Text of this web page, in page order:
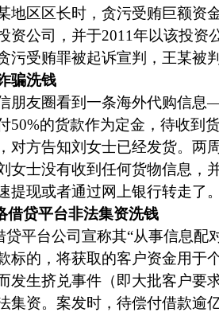
地区区长时，贪污受贿巨额资
资公司，并于2011年以该投资
污受贿罪被起诉宣判，王某被
骗洗钱
朋友圈看到一条海外代购信
50%的货款作为定金，待收到
对方告知刘女士已经发货。两
女士没有收到任何货物信息，
提现或者通过网上银行转走了。
借贷平台非法集资洗钱
贷平台公司宣称其“从事信息
标的，将获取的客户资金用于
发生挤兑事件（即大批客户要
集资。案发时，待偿付借款逾